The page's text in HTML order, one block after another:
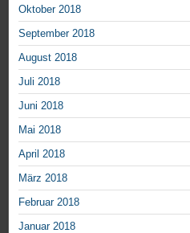
Oktober 2018
September 2018
August 2018
Juli 2018
Juni 2018
Mai 2018
April 2018
März 2018
Februar 2018
Januar 2018